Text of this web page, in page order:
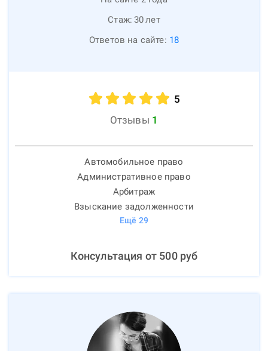
Стаж: 30лет
Ответов на сайте: 18
5
Отзывы 1
Автомобильное право
Административное право
Арбитраж
Взыскание задолженности
Ещё 29
Консультация от 500руб